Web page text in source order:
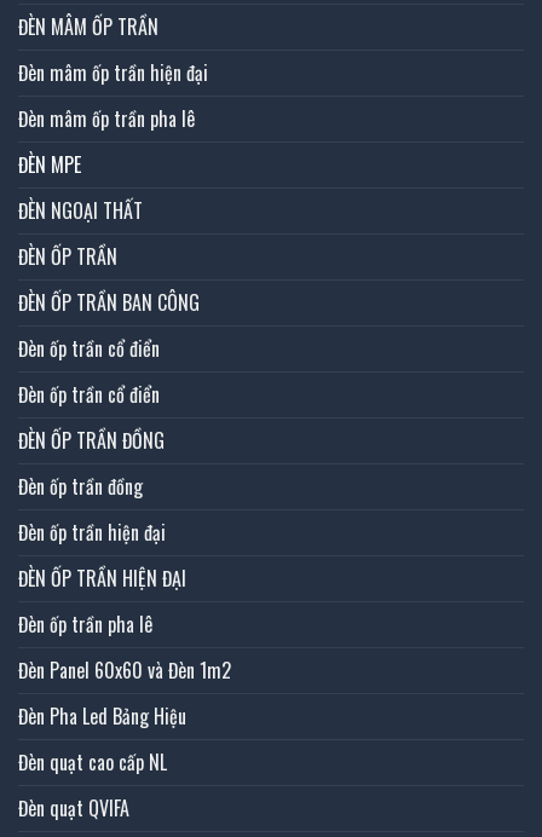
ĐÈN MÂM ỐP TRẦN
Đèn mâm ốp trần hiện đại
Đèn mâm ốp trần pha lê
ĐÈN MPE
ĐÈN NGOẠI THẤT
ĐÈN ỐP TRẦN
ĐÈN ỐP TRẦN BAN CÔNG
Đèn ốp trần cổ điển
Đèn ốp trần cổ điển
ĐÈN ỐP TRẦN ĐỒNG
Đèn ốp trần đồng
Đèn ốp trần hiện đại
ĐÈN ỐP TRẦN HIỆN ĐẠI
Đèn ốp trần pha lê
Đèn Panel 60x60 và Đèn 1m2
Đèn Pha Led Bảng Hiệu
Đèn quạt cao cấp NL
Đèn quạt QVIFA